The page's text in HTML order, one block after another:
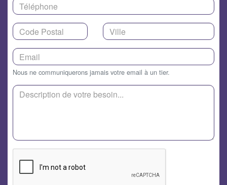
Nous ne communiquerons jamais votre email à un tier.